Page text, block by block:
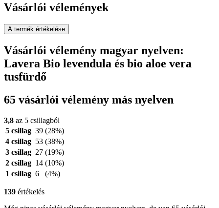
Vásárlói vélemények
A termék értékelése
Vásárlói vélemény magyar nyelven:
Lavera Bio levendula és bio aloe vera
tusfürdő
65 vásárlói vélemény más nyelven
3,8 az 5 csillagból
5 csillag 39 (28%)
4 csillag 53 (38%)
3 csillag 27 (19%)
2 csillag 14 (10%)
1 csillag 6 (4%)
139 értékelés